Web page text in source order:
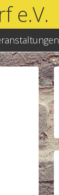
e.V.